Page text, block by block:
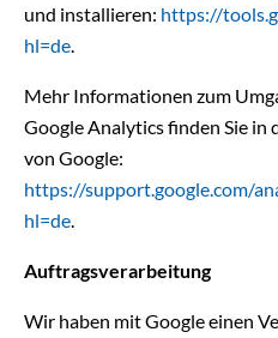
und installieren: https://
hl=de
Mehr Informationen zum
Google Analytics finden Sie
von Google:
https://support.google.com/
hl=de
Auftragsverarbeitung
Wir haben mit Google einen